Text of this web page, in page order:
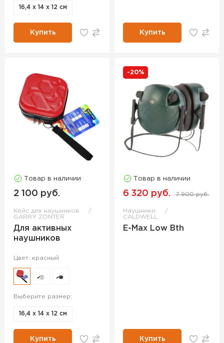
16,4 х 14 х 12 см
Купить Купить
Товар в наличии
2 100 руб.
Кейс для наушников
GARRY ZONTER
Для активных
наушников
Цвет: красный
Выберите размер:
16,4 х 14 х 12 см
Купить
-20%
Товар в наличии
6 320 руб. 7 900 руб.
Наушники
CALDWELL
E-Max Low Bth
Купить